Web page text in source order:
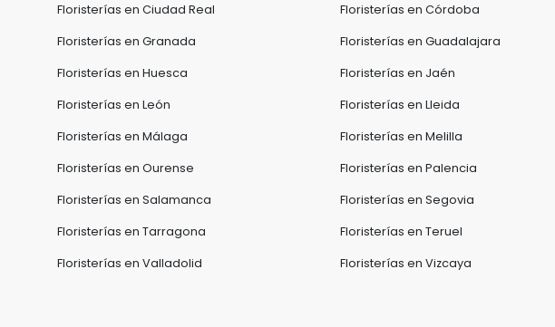
Floristerías en Ciudad Real Floristerías en Córdoba
Floristerías en Granada Floristerías en Guadalajara
Floristerías en Huesca Floristerías en Jaén
Floristerías en León Floristerías en Lleida
Floristerías en Málaga Floristerías en Melilla
Floristerías en Ourense Floristerías en Palencia
Floristerías en Salamanca Floristerías en Segovia
Floristerías en Tarragona Floristerías en Teruel
Floristerías en Valladolid Floristerías en Vizcaya